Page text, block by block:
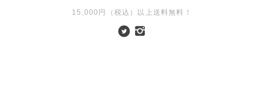
15,000円（税込）以上送料無料！